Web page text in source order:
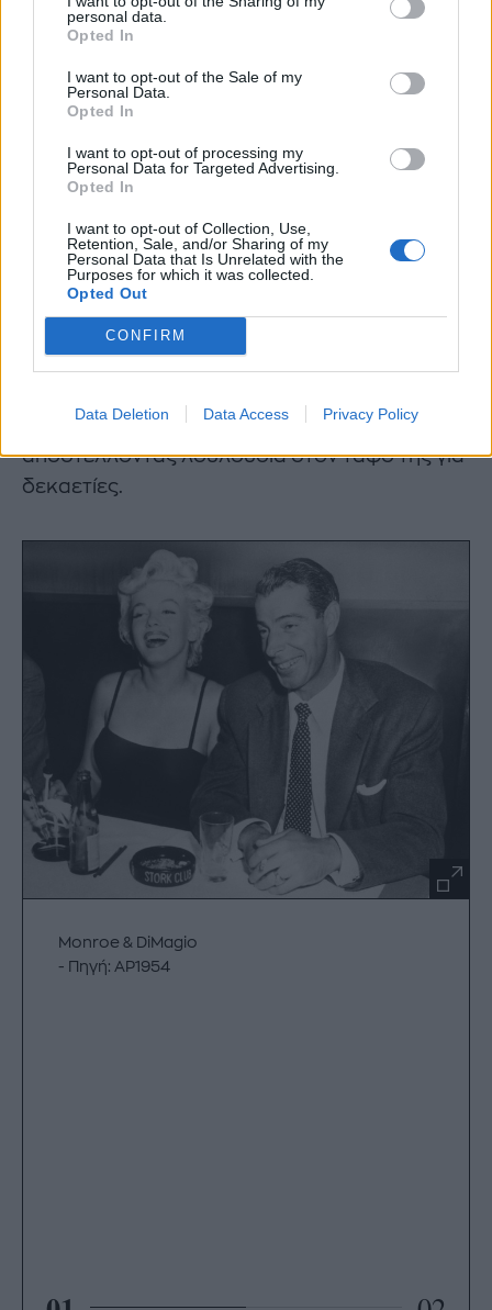
personal data.
Opted In
I want to opt-out of the Sale of my
Personal Data.
Opted In
I want to opt-out of processing my
Personal Data for Targeted Advertising.
Opted In
I want to opt-out of Collection, Use,
Retention, Sale, and/or Sharing of my
Personal Data that Is Unrelated with the
Purposes for which it was collected.
Opted Out
CONFIRM
Data Deletion Data Access Privacy Policy
Το 1954 παντρεύτηκε τον θρύλο του
μπέιζμπολJoe DiMaggio, για να χωρίσουν
ταραχώδης όσο και σύντομος. Εκείνος
φημολογείται πως ζήλευε την εικόνα της ως
sex symbol, και λέγεται ότι η εμβληματική
σκηνή με το λευκό φόρεμα στην ταινία The
κοντά της και μετά τον θάνατό της,
αποστέλλοντας λουλούδια στον τάφο της για
δεκαετίες.
Monroe & DiMagio
Πηγή: AP1954